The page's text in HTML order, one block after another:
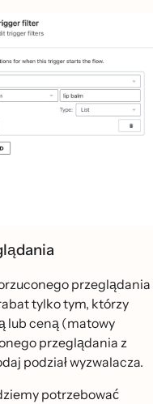
przeglądania
tylko tym, którzy
lub ceną (matowy
przeglądania z
podział wyzwalacza.
potrzebować